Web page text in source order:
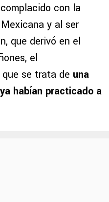
con la
y al ser
que derivó en el
el
se trata de una
habían practicado a